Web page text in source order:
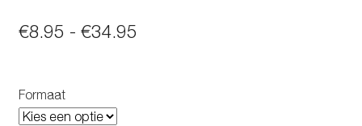
€8.95 - €34.95
Formaat